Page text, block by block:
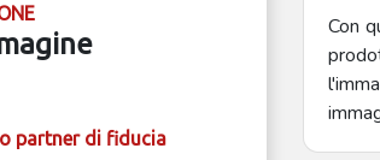
partner di fiducia
Con